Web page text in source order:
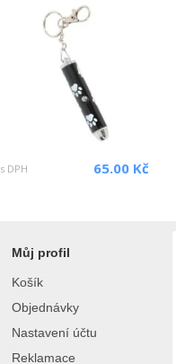
s DPH 65.00 Kč
Můj profil
Košík
Objednávky
Nastavení účtu
Reklamace